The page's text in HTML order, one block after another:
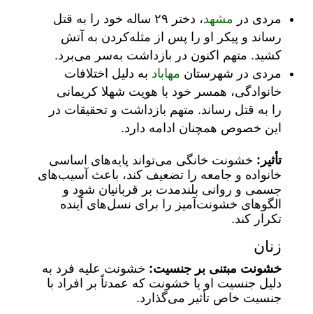
مردی در مشهد
، دختر ۲۹ ساله خود را به قتل
رساند و پیکر او را پس از مثله‌کردن به آتش
کشید. متهم اکنون در بازداشت به‌سر می‌برد.
مردی در شهرستان مهاباد به دلیل اختلافات
خانوادگی، همسر خود با هویت شهلا کریمانی
را به قتل رساند. متهم بازداشت و تحقیقات در
این خصوص همچنان ادامه دارد.
تأثیر: خشونت خانگی می‌تواند پایه‌های اساسی
خانواده و جامعه را تضعیف کند، باعث آسیب‌های
جسمی و روانی بلندمدت بر قربانیان شود و
الگوهای خشونت‌آمیز را برای نسل‌های آینده
تکرار کند.
زنان
خشونت مبتنی بر جنسیت: خشونت علیه فرد به
دلیل جنسیت او یا خشونت که عمدتاً بر افراد با
جنسیت خاص تأثیر می‌گذارد.